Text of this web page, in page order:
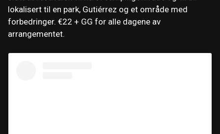
lokalisert til en park, Gutiérrez og et område med
forbedringer. €22 + GG for alle dagene av
arrangementet.